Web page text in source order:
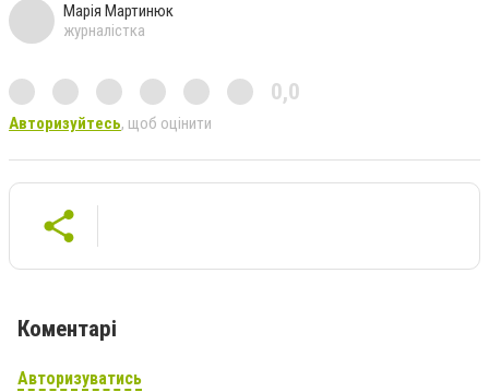
Марія Мартинюк
журналістка
0,0
Авторизуйтесь, щоб оцінити
Коментарі
Авторизуватись